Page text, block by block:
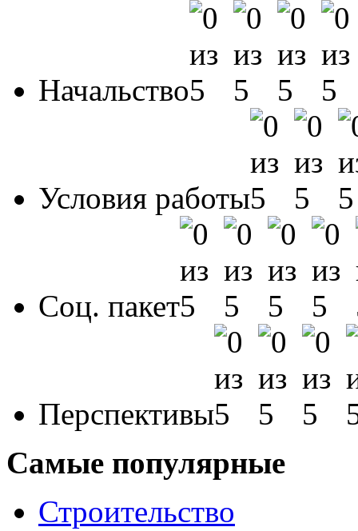
Начальство
Условия работы
Соц. пакет
Перспективы
Самые популярные
Строительство